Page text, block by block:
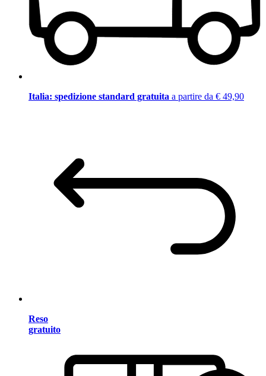
Italia: spedizione standard gratuita a partire da € 49,90
Reso
gratuito